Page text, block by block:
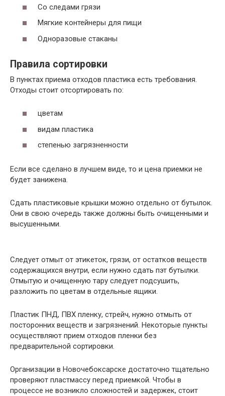
низкого
давления)
детские игрушки, трубы и др.
пищевые пластиковые емкости и
АБС
Корпуса от компьютеров и
электроники
Со следами грязи
Мягкие контейнеры для пищи
Одноразовые стаканы
Правила сортировки
В пунктах приема отходов пластика есть требования.
Отходы стоит отсортировать по:
цветам
видам пластика
степенью загрязненности
Если все сделано в лучшем виде, то и цена приемки не
будет занижена.
Сдать пластиковые крышки можно отдельно от бутылок.
Они в свою очередь также должны быть очищенными и
высушенными.
Следует отмыт от этикеток, грязи, от остатков веществ
содержащихся внутри, если нужно сдать пэт бутылки.
Отмытую и очищенную тару следует подсушить,
разложить по цветам в отдельные ящики.
Пластик ПНД, ПВХ пленку, стрейч, нужно отмыть от
посторонних веществ и загрязнений. Некоторые пункты
осуществляют прием отходов пленки без
предварительной сортировки.
Организации в Новочебоксарске достаточно тщательно
проверяют пластмассу перед приемкой. Чтобы в
процессе не возникло сложностей и задержек, стоит